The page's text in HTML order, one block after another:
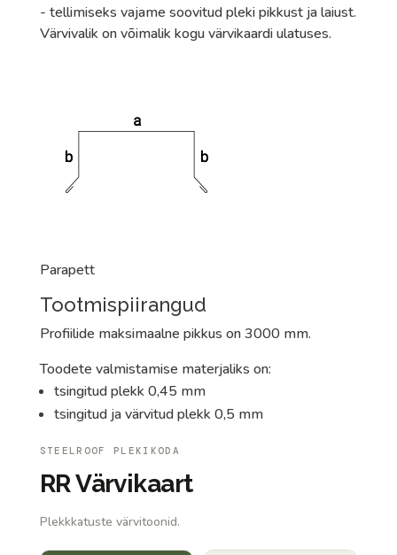
- tellimiseks vajame soovitud pleki pikkust ja laiust.
Värvivalik on võimalik kogu värvikaardi ulatuses.
Parapett
Tootmispiirangud
Profiilide maksimaalne pikkus on 3000 mm.
Toodete valmistamise materjaliks on:
tsingitud plekk 0,45 mm
tsingitud ja värvitud plekk 0,5 mm
STEELROOF PLEKIKODA
RR Värvikaart
Plekkkatuste värvitoonid.